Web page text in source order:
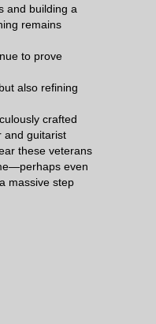
and building a
remains
to prove
also refining
crafted
and guitarist
these veterans
even
massive step